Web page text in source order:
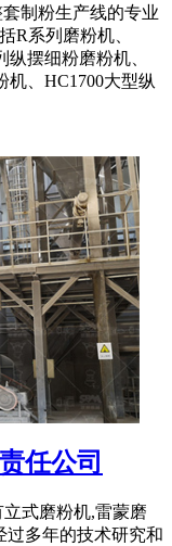
制粉生产线的专业
R系列磨粉机、
摆细粉磨粉机、
、HC1700大型纵
任公司
式磨粉机,雷蒙磨
过多年的技术研究和